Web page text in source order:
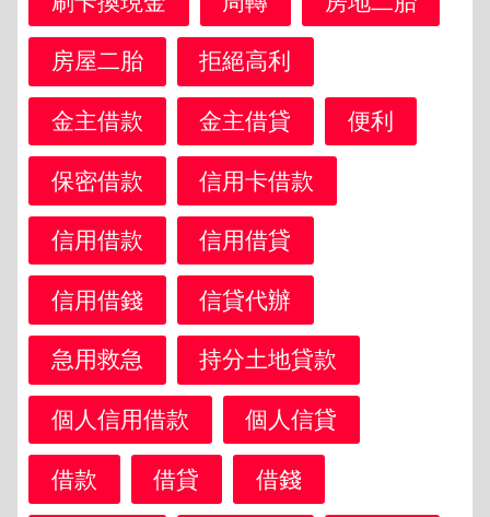
房屋二胎 拒絕高利
金主借款 金主借貸 便利
保密借款 信用卡借款
信用借款 信用借貸
信用借錢 信貸代辦
急用救急 持分土地貸款
個人信用借款 個人信貸
借款 借貸 借錢